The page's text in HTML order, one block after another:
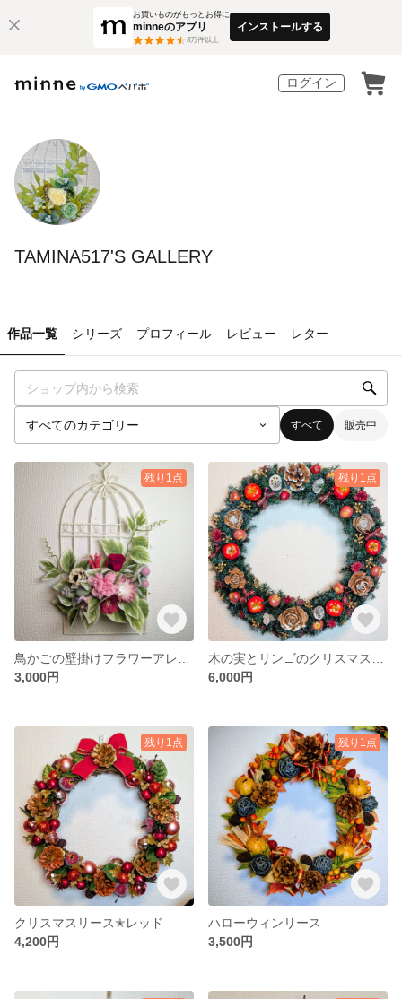
お買いものがもっとお得に
minneのアプリ
3万件以上
インストールする
ログイン
TAMINA517'S GALLERY
作品一覧 シリーズ プロフィール レビュー レター
すべて 販売中
残り1点
3,000円
残り1点
6,000円
残り1点
クリスマスリース✭レッド
4,200円
残り1点
ハローウィンリース
3,500円